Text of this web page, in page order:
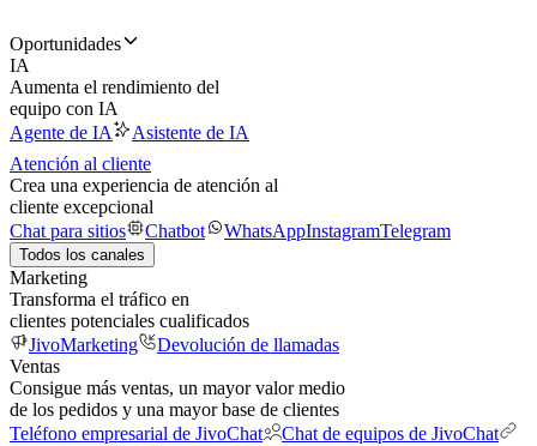
Oportunidades
IA
Aumenta el rendimiento del
equipo con IA
Agente de IA
Asistente de IA
Atención al cliente
Crea una experiencia de atención al
cliente excepcional
Chat para sitios
Chatbot WhatsAppInstagramTelegram
Todos los canales
Marketing
Transforma el tráfico en
clientes potenciales cualificados
JivoMarketing
Devolución de llamadas
Ventas
Consigue más ventas, un mayor valor medio
de los pedidos y una mayor base de clientes
Teléfono empresarial de JivoChat
Chat de equipos de JivoChat